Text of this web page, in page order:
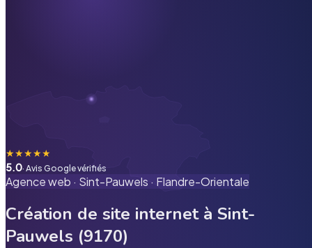
★★★★★
5.0· Avis Google vérifiés
Agence web · Sint-Pauwels · Flandre-Orientale
Création de site internet à Sint-
Pauwels (9170)